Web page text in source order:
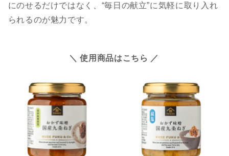
にのせるだけではなく、“毎日の献立”に気軽に取り入れ
られるのが魅力です。
＼ 使用商品はこちら ／